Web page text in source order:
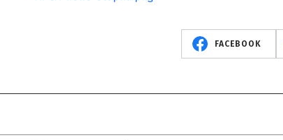
FACEBOOK